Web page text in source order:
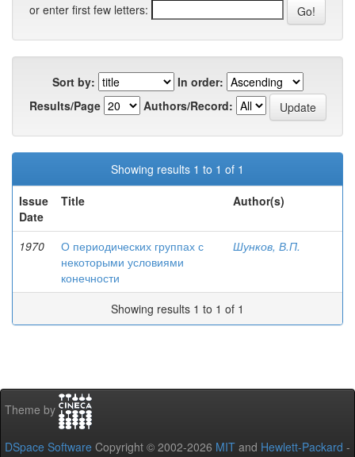
or enter first few letters:
Sort by:
In order:
Results/Page
Authors/Record:
Showing results 1 to 1 of 1
Issue
Date
Title Author(s)
1970
О периодических группах с
некоторыми условиями
конечности
Шунков, В.П.
Showing results 1 to 1 of 1
Theme by
DSpace Software Copyright © 2002-2026 MIT and Hewlett-Packard -